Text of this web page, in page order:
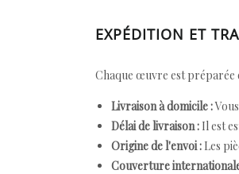
EXPÉDITION ET
Chaque œuvre est préparée
Livraison à domicile :
Délai de livraison : Il est
Origine de l'envoi : Les
Couverture